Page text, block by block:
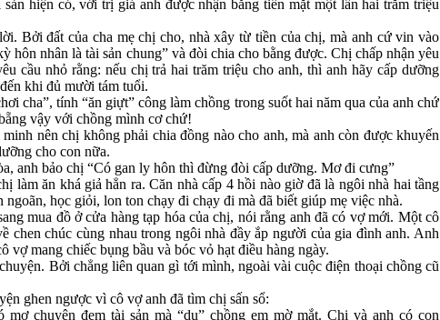
hiện có, với trị giá anh được nhận bằng tiền mặt một lần hai trăm triệu
Bởi đất của cha mẹ chị cho, nhà xây từ tiền của chị, mà anh cứ vin vào
hôn nhân là tài sản chung” và đòi chia cho bằng được. Chị chấp nhận yêu
cầu nhỏ rằng: nếu chị trả hai trăm triệu cho anh, thì anh hãy cấp dưỡng
khi đủ mười tám tuổi.
cha”, tính “ăn giựt” công làm chồng trong suốt hai năm qua của anh chứ
vậy với chồng mình cơ chứ!
minh nên chị không phải chia đồng nào cho anh, mà anh còn được khuyến
cho con nữa.
anh bảo chị “Có gan ly hôn thì đừng đòi cấp dưỡng. Mơ đi cưng”
làm ăn khá giả hẳn ra. Căn nhà cấp 4 hồi nào giờ đã là ngôi nhà hai tầng
học giỏi, lon ton chạy đi chạy đi mà đã biết giúp mẹ việc nhà.
mua đồ ở cửa hàng tạp hóa của chị, nói rằng anh đã có vợ mới. Một cô
chen chúc cùng nhau trong ngôi nhà đầy ắp người của gia đình anh. Anh
vợ mang chiếc bụng bầu và bóc vỏ hạt điều hàng ngày.
Bởi chẳng liên quan gì tới mình, ngoài vài cuộc điện thoại chồng cũ
ghen ngược vì cô vợ anh đã tìm chị sấn sổ:
mơ chuyện đem tài sản mà “dụ” chồng em mờ mắt. Chị và anh có con